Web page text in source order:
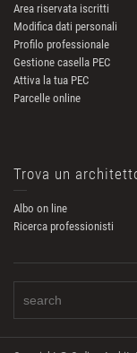
Area riservata iscritti
Modifica dati personali
Profilo professionale
Gestione casella PEC
Attiva la tua PEC
Parcelle online
Trova un
Albo on line
Ricerca professionisti